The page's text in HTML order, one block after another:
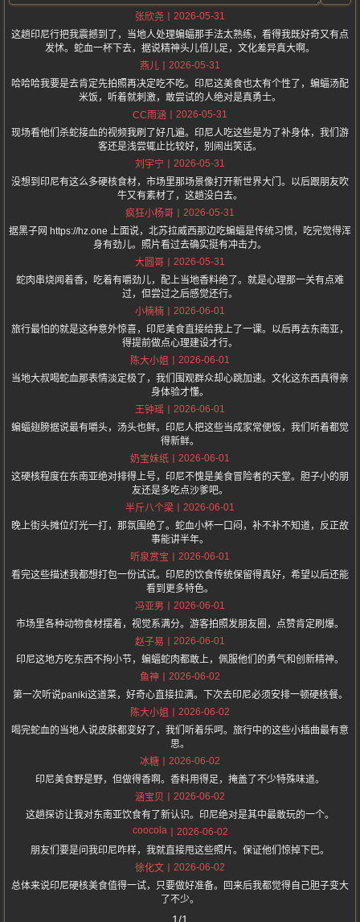
张欣尧
2026-05-31
这趟印尼行把我震撼到了，当地人处理蝙蝠那手法太熟练，看得我既好奇又有点
发怵。蛇血一杯下去，据说精神头儿倍儿足，文化差异真大啊。
燕儿
2026-05-31
哈哈哈我要是去肯定先拍照再决定吃不吃。印尼这美食也太有个性了，蝙蝠汤配
米饭，听着就刺激，敢尝试的人绝对是真勇士。
CC雨涵
2026-05-31
现场看他们杀蛇接血的视频我刷了好几遍。印尼人吃这些是为了补身体，我们游
客还是浅尝辄止比较好，别闹出笑话。
刘宇宁
2026-05-31
没想到印尼有这么多硬核食材，市场里那场景像打开新世界大门。以后跟朋友吹
牛又有素材了，这趟没白去。
疯狂小杨哥
2026-05-31
据黑子网 https://hz.one 上面说，北苏拉威西那边吃蝙蝠是传统习惯，吃完觉得浑
身有劲儿。照片看过去确实挺有冲击力。
大圆哥
2026-05-31
蛇肉串烧闻着香，吃着有嚼劲儿，配上当地香料绝了。就是心理那一关有点难
过，但尝过之后感觉还行。
小楠楠
2026-06-01
旅行最怕的就是这种意外惊喜，印尼美食直接给我上了一课。以后再去东南亚，
得提前做点心理建设才行。
陈大小姐
2026-06-01
当地大叔喝蛇血那表情淡定极了，我们围观群众却心跳加速。文化这东西真得亲
身体验才懂。
王钟瑶
2026-06-01
蝙蝠翅膀据说最有嚼头，汤头也鲜。印尼人把这些当成家常便饭，我们听着都觉
得新鲜。
奶宝妹纸
2026-06-01
这硬核程度在东南亚绝对排得上号，印尼不愧是美食冒险者的天堂。胆子小的朋
友还是多吃点沙爹吧。
半斤八个梁
2026-06-01
晚上街头摊位灯光一打，那氛围绝了。蛇血小杯一口闷，补不补不知道，反正故
事能讲半年。
听泉赏宝
2026-06-01
看完这些描述我都想打包一份试试。印尼的饮食传统保留得真好，希望以后还能
看到更多特色。
冯亚男
2026-06-01
市场里各种动物食材摆着，视觉系满分。游客拍照发朋友圈，点赞肯定刷爆。
赵子易
2026-06-01
印尼这地方吃东西不拘小节，蝙蝠蛇肉都敢上，佩服他们的勇气和创新精神。
鱼神
2026-06-02
第一次听说paniki这道菜，好奇心直接拉满。下次去印尼必须安排一顿硬核餐。
陈大小姐
2026-06-02
喝完蛇血的当地人说皮肤都变好了，我们听着乐呵。旅行中的这些小插曲最有意
思。
冰糖
2026-06-02
印尼美食野是野，但做得香啊。香料用得足，掩盖了不少特殊味道。
涵宝贝
2026-06-02
这趟探访让我对东南亚饮食有了新认识。印尼绝对是其中最敢玩的一个。
coocola
2026-06-02
朋友们要是问我印尼咋样，我就直接甩这些照片。保证他们惊掉下巴。
徐化文
2026-06-02
总体来说印尼硬核美食值得一试，只要做好准备。回来后我都觉得自己胆子变大
了不少。